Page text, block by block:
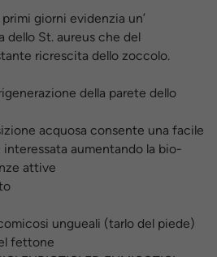
giorni evidenzia un’
dello St. aureus che del
ricrescita dello zoccolo.
della parete dello
acquosa consente una facile
aumentando la bio-
attive
ungueali (tarlo del piede)
fettone